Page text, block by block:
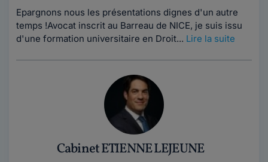
Epargnons nous les présentations dignes d'un autre
temps !Avocat inscrit au Barreau de NICE, je suis issu
d'une formation universitaire en Droit... Lire la suite
Cabinet ETIENNE LEJEUNE